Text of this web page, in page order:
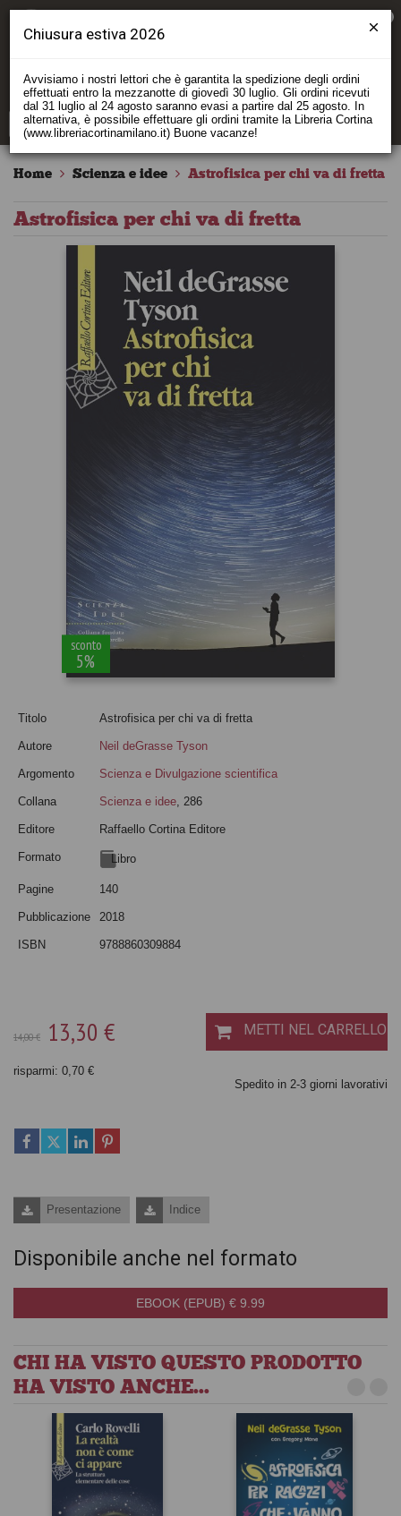
Home Scienza e idee Astrofisica per chi va di fretta
Astrofisica per chi va di fretta
sconto
5%
Titolo Astrofisica per chi va di fretta
Autore Neil deGrasse Tyson
Argomento Scienza e Divulgazione scientifica
Collana Scienza e idee , 286
Editore Raffaello Cortina Editore
Formato Libro
Pagine 140
Pubblicazione 2018
ISBN 9788860309884
14,00 € 13,30 € METTI NEL CARRELLO
risparmi: 0,70 €
Spedito in 2-3 giorni lavorativi
Presentazione Indice
Disponibile anche nel formato
EBOOK (EPUB) € 9.99
CHI HA VISTO QUESTO PRODOTTO
HA VISTO ANCHE...
Chiusura estiva 2026
Avvisiamo i nostri lettori che è garantita la spedizione degli ordini
effettuati entro la mezzanotte di giovedì 30 luglio. Gli ordini ricevuti
dal 31 luglio al 24 agosto saranno evasi a partire dal 25 agosto. In
alternativa, è possibile effettuare gli ordini tramite la Libreria Cortina
(www.libreriacortinamilano.it) Buone vacanze!